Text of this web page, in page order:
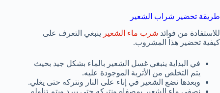
طريقة تحضير شراب الشعير
للاستفادة من فوائد شرب ماء الشعير ينبغي التعرف على
كيفية تحضير هذا المشروب.
في البداية ينبغي غسل الشعير بالماء بشكل جيد بحيث
يتم التخلص من الأتربة الموجودة عليه.
وبعدها نضع الشعير في إناء على النار ونتركه حتى يغلي.
نصفي ماء الشعير بمصفاه ونتركه حتى يبرد ويتم تناوله